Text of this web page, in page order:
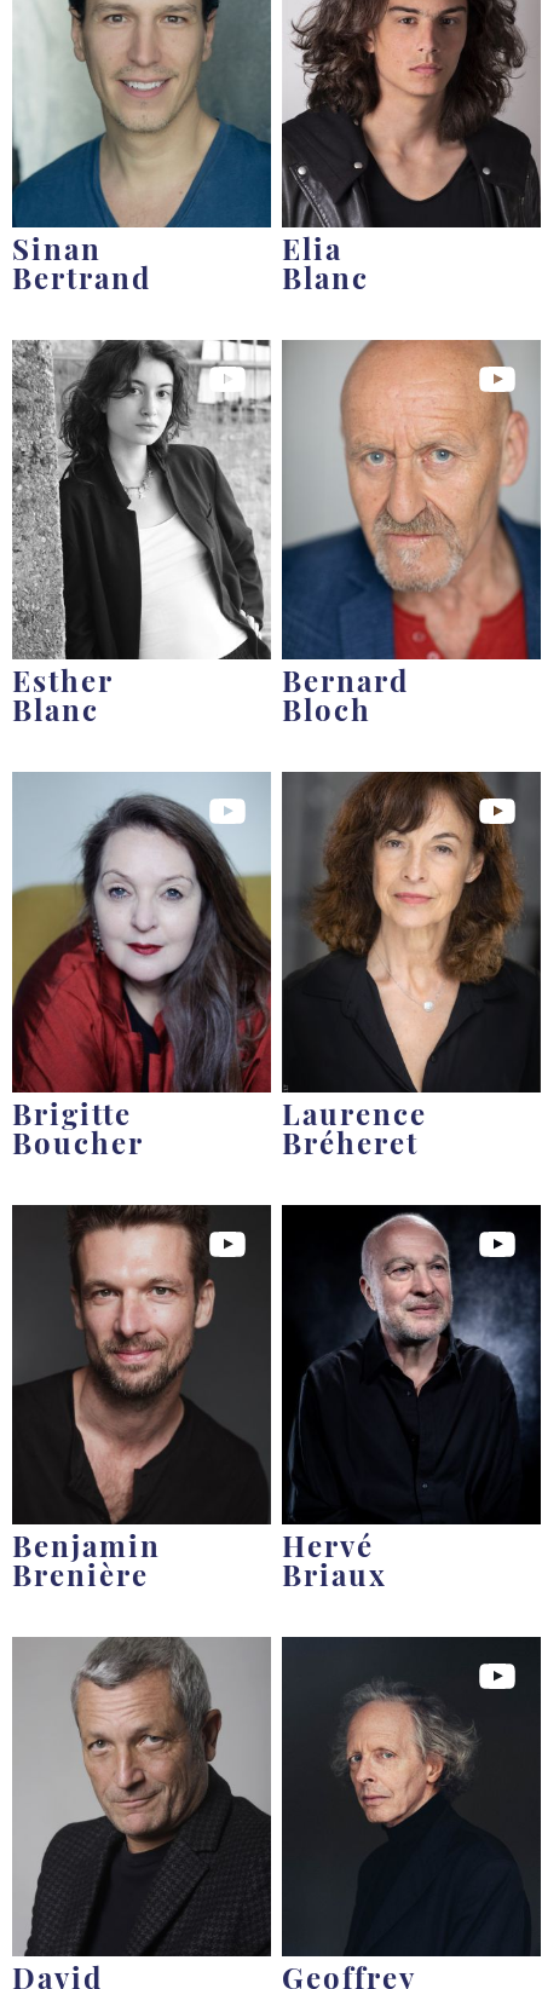
Sinan
Bertrand
Elia
Blanc
Esther
Blanc
Bernard
Bloch
Brigitte
Boucher
Laurence
Bréheret
Benjamin
Brenière
Hervé
Briaux
David Geoffrey